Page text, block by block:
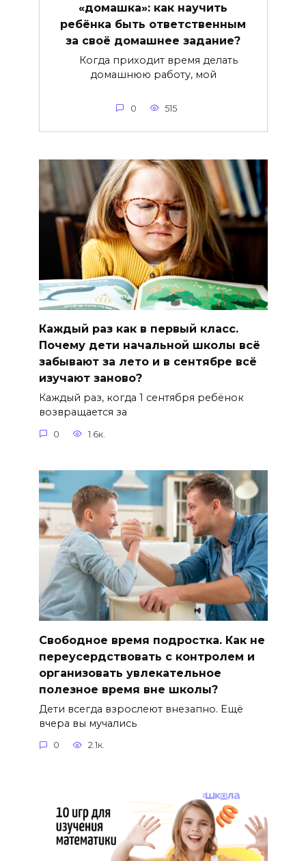
«домашка»: как научить
ребёнка быть ответственным
за своё домашнее задание?
Когда приходит время делать
домашнюю работу, мой
0 515
Каждый раз как в первый класс.
Почему дети начальной школы всё
забывают за лето и в сентябре всё
изучают заново?
Каждый раз, когда 1 сентября ребёнок
возвращается за
0 1.6к.
Свободное время подростка. Как не
переусердствовать с контролем и
организовать увлекательное
полезное время вне школы?
Дети всегда взрослеют внезапно. Ещё
вчера вы мучались
0 2.1к.